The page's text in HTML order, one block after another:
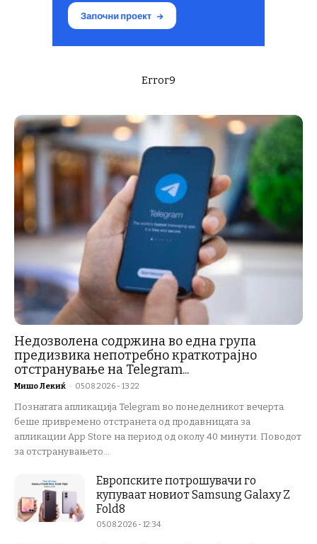
Error9
Недозволена содржина во една група
предизвика непотребно краткотрајно
отстранување на Telegram...
Мишо Лекиќ - 05.08.2026 - 13:22
Познатата апликација Telegram во понеделникот вечерта
беше привремено отстранета од продавницата за
апликации App Store на период од околу 40 минути. Поводот
за отстранувањето...
Европските потрошувачи го
купуваат новиот Samsung Galaxy Z
Fold8
05.08.2026 - 12:34